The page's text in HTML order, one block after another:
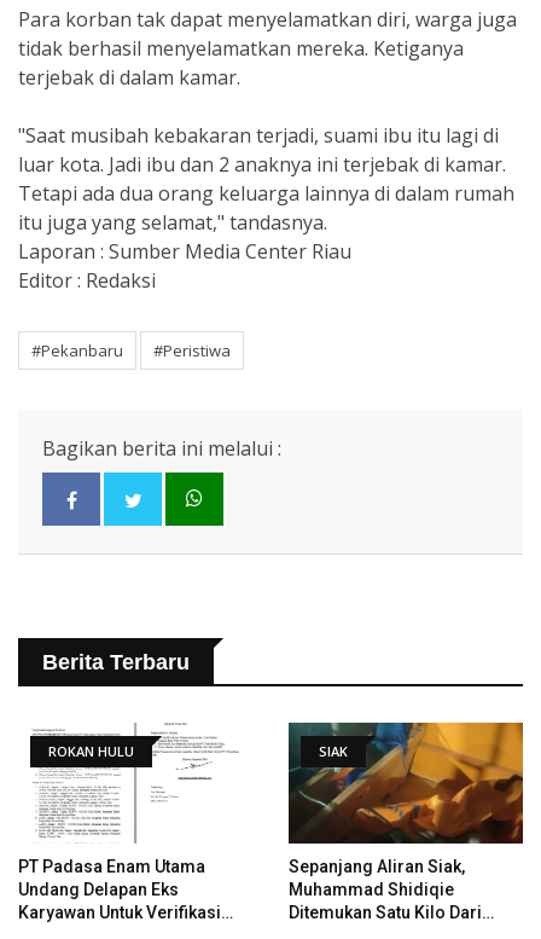
Para korban tak dapat menyelamatkan diri, warga juga
tidak berhasil menyelamatkan mereka. Ketiganya
terjebak di dalam kamar.
"Saat musibah kebakaran terjadi, suami ibu itu lagi di
luar kota. Jadi ibu dan 2 anaknya ini terjebak di kamar.
Tetapi ada dua orang keluarga lainnya di dalam rumah
itu juga yang selamat," tandasnya.
Laporan : Sumber Media Center Riau
Editor : Redaksi
#Pekanbaru #Peristiwa
Bagikan berita ini melalui :
Berita Terbaru
ROKAN HULU
PT Padasa Enam Utama
Undang Delapan Eks
Karyawan Untuk Verifikasi
SIAK
Sepanjang Aliran Siak,
Muhammad Shidiqie
Ditemukan Satu Kilo Dari